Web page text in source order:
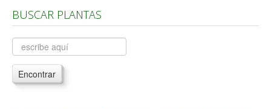
Árboles, Cicas y Palmeras de la G a la Z
Plantas Anuales y Perennes
Plantas Bulbosas y Acuáticas
Plantas de Interior
BUSCAR PLANTAS
Encontrar